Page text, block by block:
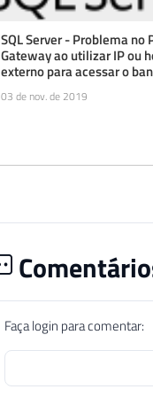
SQL Server - Problema no
Gateway ao utilizar IP ou
externo para acessar o
03 de nov. de 2019
Faça login para comentar: